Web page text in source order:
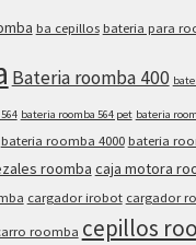
ba cepillos bateria para
Bateria roomba 400
bateria roomba 564 pet bateria
bateria roomba 4000 bateria
roomba caja motora
cargador irobot cargador
roomba cepillos